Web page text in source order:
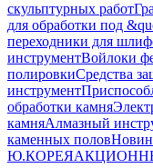
скульптурных работ
для обработки под
переходники для
инструментВойлоки
полировкиСредства
инструмент
обработки камня
камняАлмазный
каменных полов
Ю.КОРЕЯ